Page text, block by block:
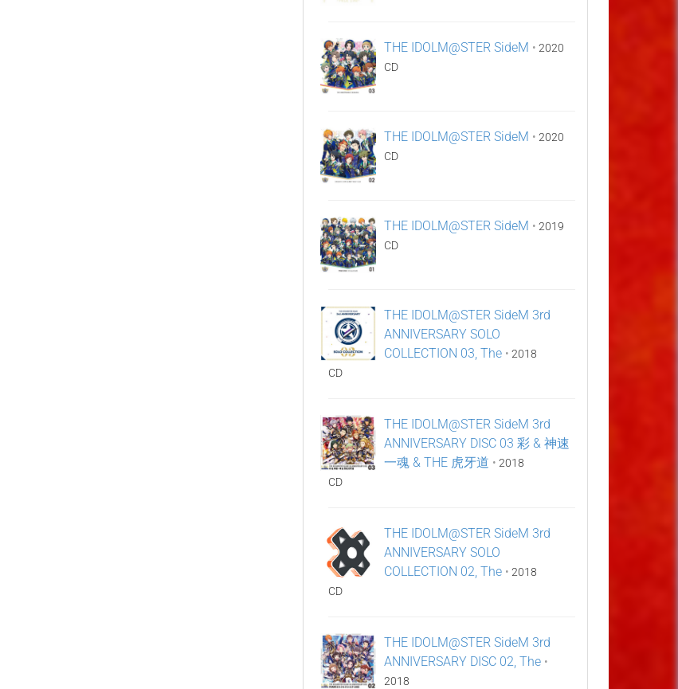
THE IDOLM@STER SideM • 2020
CD
THE IDOLM@STER SideM • 2020
CD
THE IDOLM@STER SideM • 2019
CD
THE IDOLM@STER SideM 3rd
ANNIVERSARY SOLO
COLLECTION 03, The • 2018
CD
THE IDOLM@STER SideM 3rd
ANNIVERSARY DISC 03 彩 & 神速
一魂 & THE 虎牙道 • 2018
CD
THE IDOLM@STER SideM 3rd
ANNIVERSARY SOLO
COLLECTION 02, The • 2018
CD
THE IDOLM@STER SideM 3rd
ANNIVERSARY DISC 02, The •
2018